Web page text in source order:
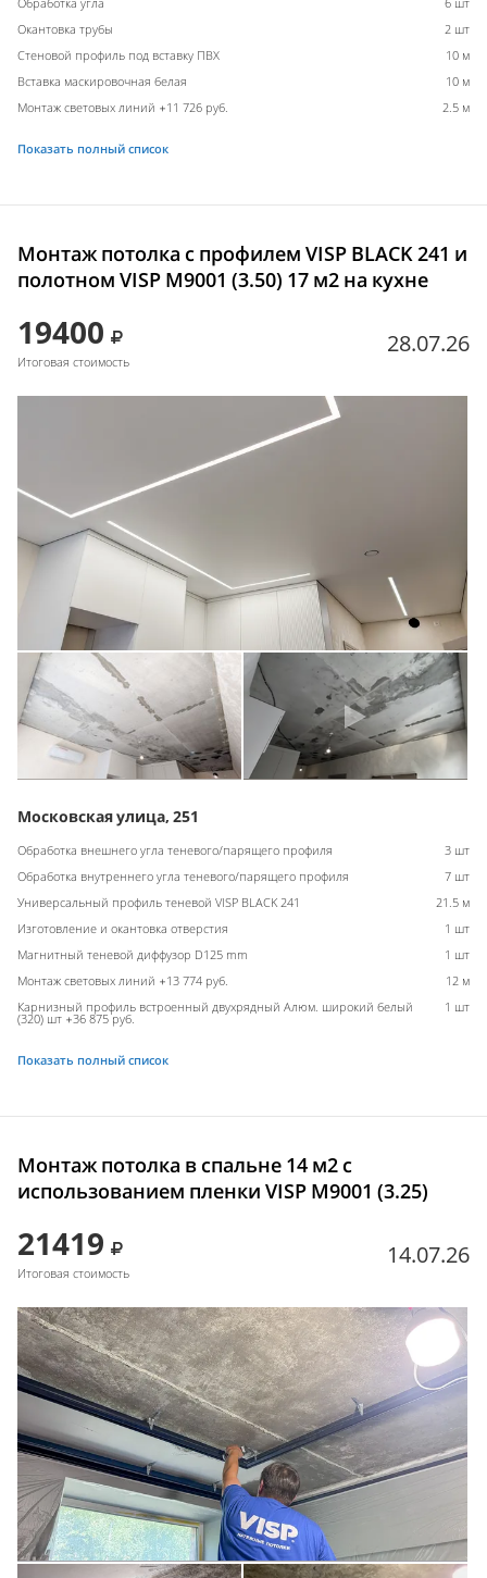
Окантовка трубы
2 шт
Стеновой профиль под вставку ПВХ
10 м
Вставка маскировочная белая
10 м
Монтаж световых линий +11 726 руб.
2.5 м
Показать полный список
Монтаж потолка с профилем VISP BLACK 241 и
полотном VISP M9001 (3.50) 17 м2 на кухне
19400
Итоговая стоимость
28.07.26
Московская улица, 251
Обработка внешнего угла теневого/парящего профиля
3 шт
Обработка внутреннего угла теневого/парящего профиля
7 шт
Универсальный профиль теневой VISP BLACK 241
21.5 м
Изготовление и окантовка отверстия
1 шт
Магнитный теневой диффузор D125 mm
1 шт
Монтаж световых линий +13 774 руб.
12 м
Карнизный профиль встроенный двухрядный Алюм. широкий белый
(320) шт +36 875 руб.
1 шт
Показать полный список
Монтаж потолка в спальне 14 м2 с
использованием пленки VISP M9001 (3.25)
21419
Итоговая стоимость
14.07.26